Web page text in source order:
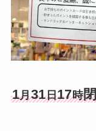
1月31日17時